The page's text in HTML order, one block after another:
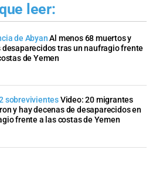
leer:
de Abyan Al menos 68 muertos y
desaparecidos tras un naufragio frente
de Yemen
sobrevivientesVideo: 20 migrantes
y hay decenas de desaparecidos en
frente a las costas de Yemen